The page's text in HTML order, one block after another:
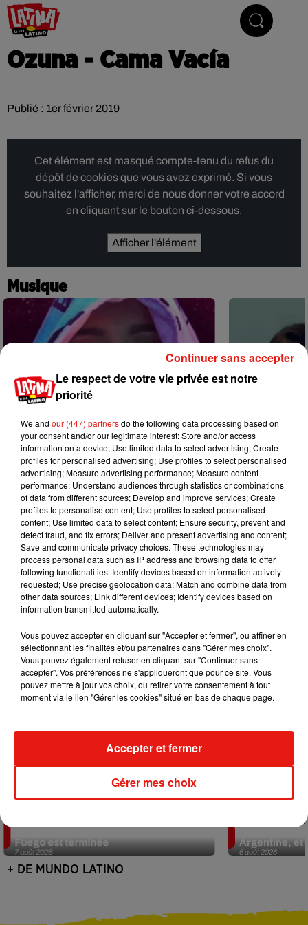
Ozuna - Cama Vacía
Publié : 1er février 2019
Cet élément est masqué compte-tenu du refus du
dépôt de cookies que vous avez exprimé. Si vous
souhaitez l'afficher, merci de nous donner votre accord
en cliquant sur le bouton ci-dessous.
Afficher l'élément
Musique
6 août 2026
Karol G dévoile la tracklist de son
nouvel album… avec des invités...
5 août 2026
Benny
Becky G sur
+ DE MUSIQUE
Mundo Latino
7 août 2026
Guatemala : l'éruption du volcan de
Fuego est terminée
6 août 2026
Le fourmilier
Argentine, et
+ DE MUNDO LATINO
Le respect de votre vie privée est notre
priorité
We and our (447) partnersdo the following data processing based on
your consent and/or our legitimate interest: Store and/or access
information on a device; Use limited data to select advertising; Create
profiles for personalised advertising; Use profiles to select personalised
advertising; Measure advertising performance; Measure content
performance; Understand audiences through statistics or combinations
of data from different sources; Develop and improve services; Create
profiles to personalise content; Use profiles to select personalised
content; Use limited data to select content; Ensure security, prevent and
detect fraud, and fix errors; Deliver and present advertising and content;
Save and communicate privacy choices. These technologies may
process personal data such as IP address and browsing data to offer
following functionalities: Identify devices based on information actively
requested; Use precise geolocation data; Match and combine data from
other data sources; Link different devices; Identify devices based on
information transmitted automatically.
Vous pouvez accepter en cliquant sur "Accepter et fermer", ou affiner en
sélectionnant les finalités et/ou partenaires dans "Gérer mes choix".
Vous pouvez également refuser en cliquant sur "Continuer sans
accepter". Vos préférences ne s'appliqueront que pour ce site. Vous
pouvez mettre à jour vos choix, ou retirer votre consentement à tout
moment via le lien "Gérer les cookies" situé en bas de chaque page.
Gérer mes choix
Accepter et fermer
Continuer sans accepter